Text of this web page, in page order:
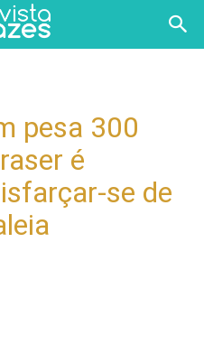
pesa 300
é
se de